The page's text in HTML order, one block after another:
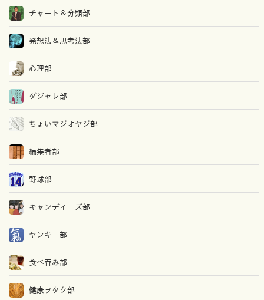
チャート＆分類部
発想法＆思考法部
心理部
ダジャレ部
ちょいマジオヤジ部
編集者部
野球部
キャンディーズ部
ヤンキー部
食べ吞み部
健康ヲタク部